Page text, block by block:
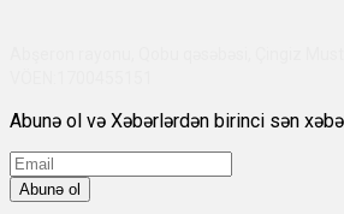
Abunə ol və Xəbərlərdən birinci sən
Abunə ol